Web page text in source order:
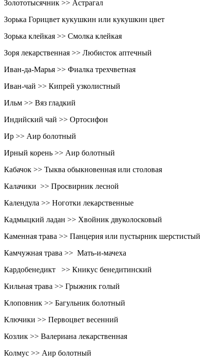
Золототысячник >> Астрагал
Зорька Горицвет кукушкин или кукушкин цвет
Зорька клейкая >> Смолка клейкая
Зоря лекарственная >> Любисток аптечный
Иван-да-Марья >> Фиалка трехчветная
Иван-чай >> Кипрей узколистный
Ильм >> Вяз гладкий
Индийский чай >> Ортосифон
Ир >> Аир болотный
Ирный корень >> Аир болотный
Кабачок >> Тыква обыкновенная или столовая
Калачики >> Просвирник лесной
Календула >> Ноготки лекарственные
Кадмыцкий ладан >> Хвойник двуколосковый
Каменная трава >> Панцерия или пустырник шерстистый
Камчужная трава >> Мать-и-мачеха
Кардобенедикт >> Кникус бенедитинский
Кильная трава >> Грыжник голый
Клоповник >> Багульник болотный
Ключики >> Первоцвет весенний
Козлик >> Валериана лекарственная
Колмус >> Аир болотный